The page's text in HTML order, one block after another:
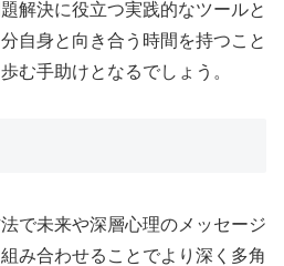
解決に役立つ実践的なツールと
自身と向き合う時間を持つこと
む手助けとなるでしょう。
で未来や深層心理のメッセージ
み合わせることでより深く多角